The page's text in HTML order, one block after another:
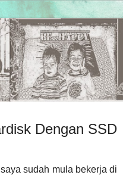
Dengan SSD
sudah mula bekerja di